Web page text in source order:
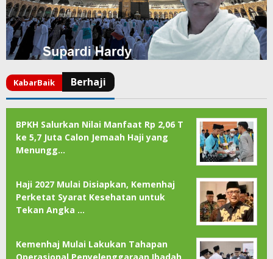
BPKH Salurkan Nilai Manfaat Rp 2,06 T
ke 5,7 Juta Calon Jemaah Haji yang
Menungg…
Haji 2027 Mulai Disiapkan, Kemenhaj
Perketat Syarat Kesehatan untuk
Tekan Angka …
Kemenhaj Mulai Lakukan Tahapan
Operasional Penyelenggaraan Ibadah